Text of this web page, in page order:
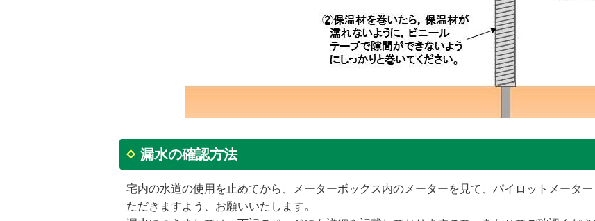
漏水の確認方法
宅内の水道の使用を止めてから、メーターボックス内のメーターを見て、パイロットメータ
ただきますよう、お願いいたします。